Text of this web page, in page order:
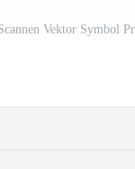
Vektor Symbol